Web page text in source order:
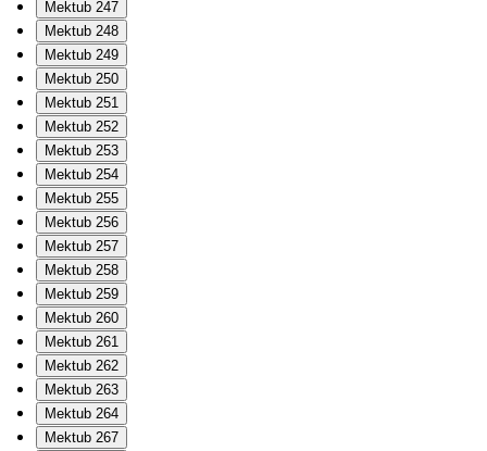
Mektub 247
Mektub 248
Mektub 249
Mektub 250
Mektub 251
Mektub 252
Mektub 253
Mektub 254
Mektub 255
Mektub 256
Mektub 257
Mektub 258
Mektub 259
Mektub 260
Mektub 261
Mektub 262
Mektub 263
Mektub 264
Mektub 267